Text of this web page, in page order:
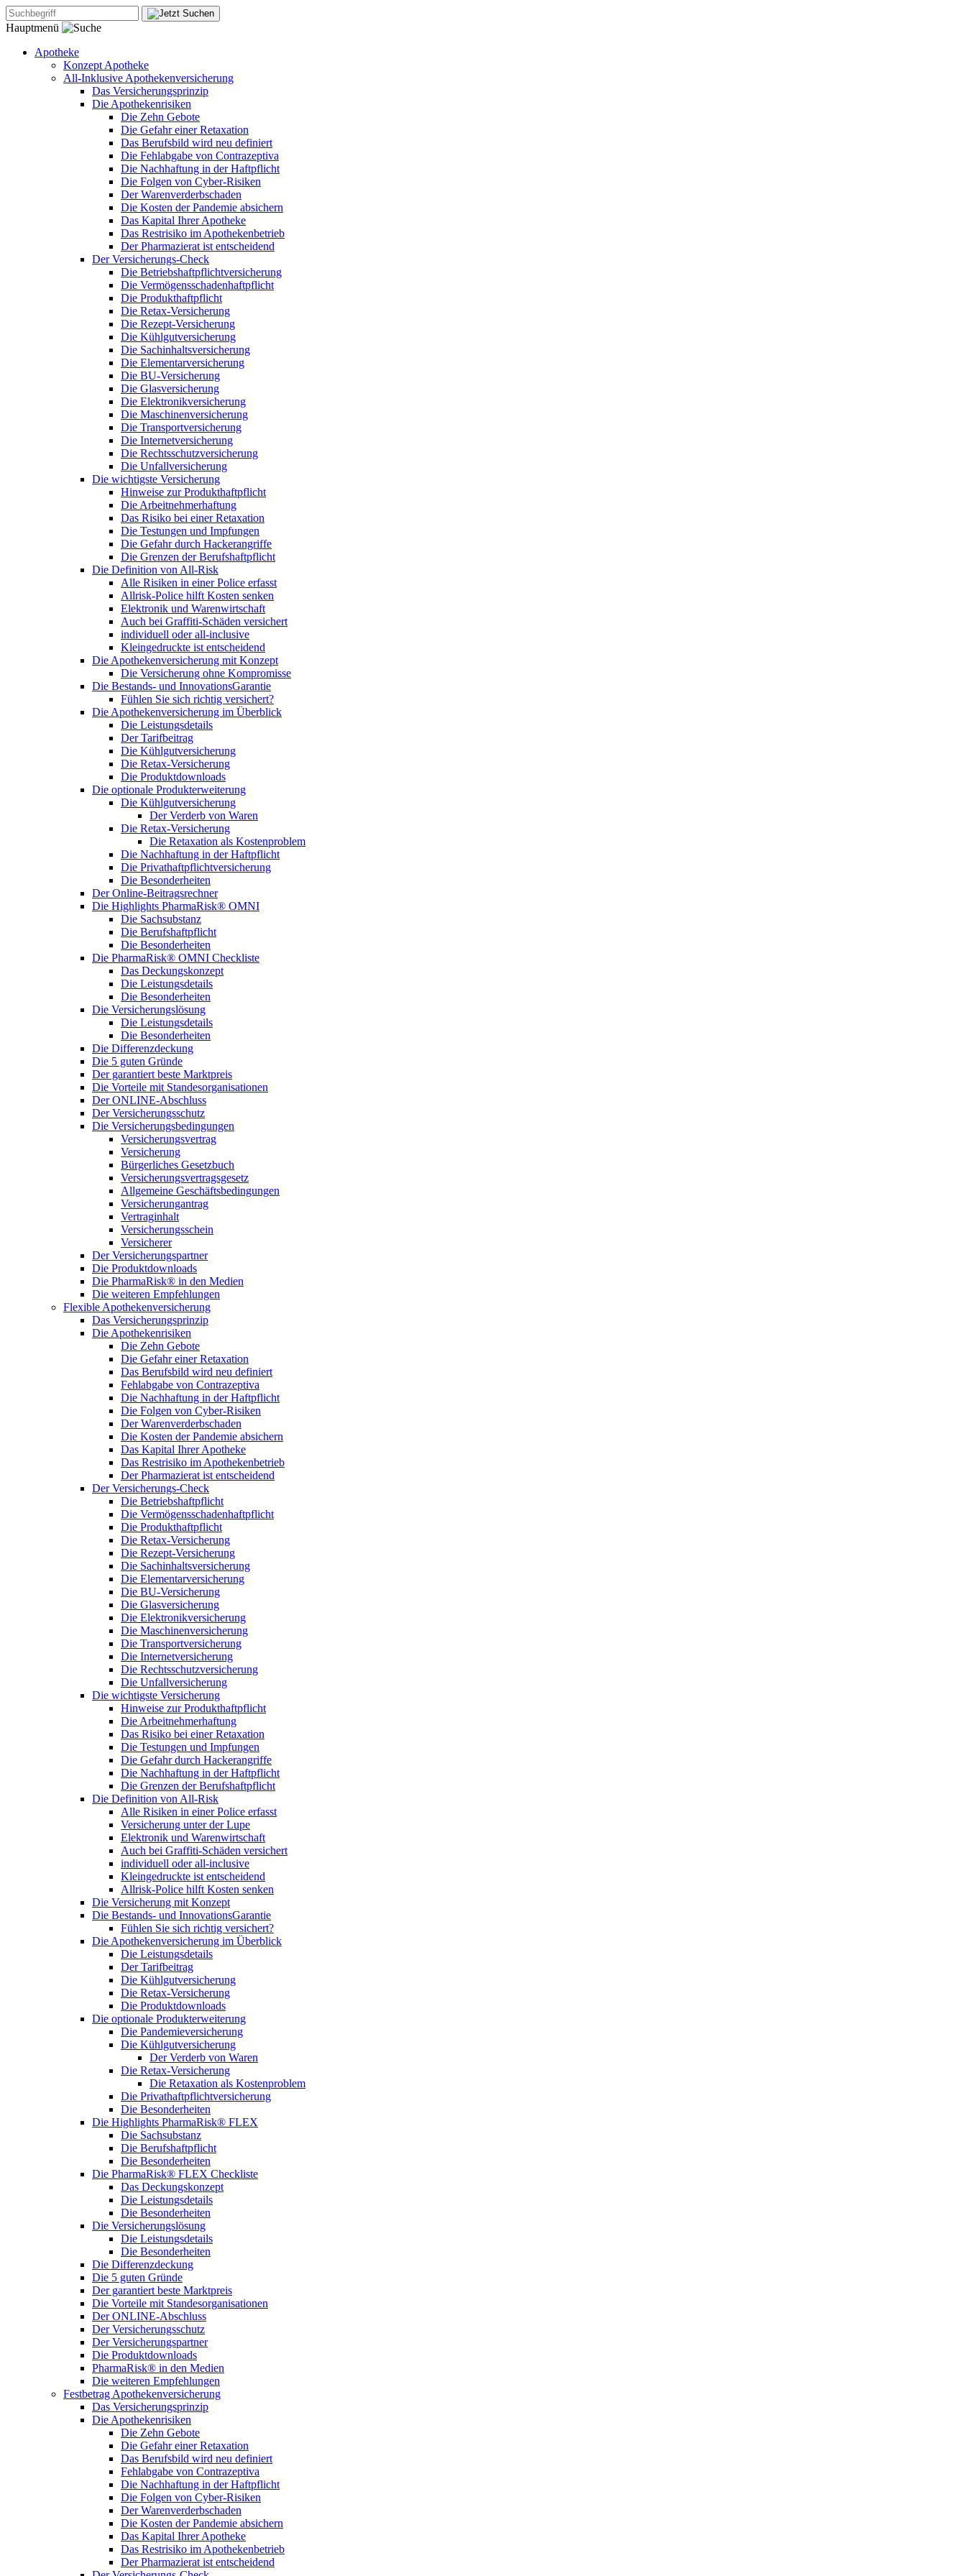
Hauptmenü
Apotheke
Konzept Apotheke
All-Inklusive Apothekenversicherung
Das Versicherungsprinzip
Die Apothekenrisiken
Die Zehn Gebote
Die Gefahr einer Retaxation
Das Berufsbild wird neu definiert
Die Fehlabgabe von Contrazeptiva
Die Nachhaftung in der Haftpflicht
Die Folgen von Cyber-Risiken
Der Warenverderbschaden
Die Kosten der Pandemie absichern
Das Kapital Ihrer Apotheke
Das Restrisiko im Apothekenbetrieb
Der Pharmazierat ist entscheidend
Der Versicherungs-Check
Die Betriebshaftpflichtversicherung
Die Vermögensschadenhaftpflicht
Die Produkthaftpflicht
Die Retax-Versicherung
Die Rezept-Versicherung
Die Kühlgutversicherung
Die Sachinhaltsversicherung
Die Elementarversicherung
Die BU-Versicherung
Die Glasversicherung
Die Elektronikversicherung
Die Maschinenversicherung
Die Transportversicherung
Die Internetversicherung
Die Rechtsschutzversicherung
Die Unfallversicherung
Die wichtigste Versicherung
Hinweise zur Produkthaftpflicht
Die Arbeitnehmerhaftung
Das Risiko bei einer Retaxation
Die Testungen und Impfungen
Die Gefahr durch Hackerangriffe
Die Grenzen der Berufshaftpflicht
Die Definition von All-Risk
Alle Risiken in einer Police erfasst
Allrisk-Police hilft Kosten senken
Elektronik und Warenwirtschaft
Auch bei Graffiti-Schäden versichert
individuell oder all-inclusive
Kleingedruckte ist entscheidend
Die Apothekenversicherung mit Konzept
Die Versicherung ohne Kompromisse
Die Bestands- und InnovationsGarantie
Fühlen Sie sich richtig versichert?
Die Apothekenversicherung im Überblick
Die Leistungsdetails
Der Tarifbeitrag
Die Kühlgutversicherung
Die Retax-Versicherung
Die Produktdownloads
Die optionale Produkterweiterung
Die Kühlgutversicherung
Der Verderb von Waren
Die Retax-Versicherung
Die Retaxation als Kostenproblem
Die Nachhaftung in der Haftpflicht
Die Privathaftpflichtversicherung
Die Besonderheiten
Der Online-Beitragsrechner
Die Highlights PharmaRisk® OMNI
Die Sachsubstanz
Die Berufshaftpflicht
Die Besonderheiten
Die PharmaRisk® OMNI Checkliste
Das Deckungskonzept
Die Leistungsdetails
Die Besonderheiten
Die Versicherungslösung
Die Leistungsdetails
Die Besonderheiten
Die Differenzdeckung
Die 5 guten Gründe
Der garantiert beste Marktpreis
Die Vorteile mit Standesorganisationen
Der ONLINE-Abschluss
Der Versicherungsschutz
Die Versicherungsbedingungen
Versicherungsvertrag
Versicherung
Bürgerliches Gesetzbuch
Versicherungsvertragsgesetz
Allgemeine Geschäftsbedingungen
Versicherungantrag
Vertraginhalt
Versicherungsschein
Versicherer
Der Versicherungspartner
Die Produktdownloads
Die PharmaRisk® in den Medien
Die weiteren Empfehlungen
Flexible Apothekenversicherung
Das Versicherungsprinzip
Die Apothekenrisiken
Die Zehn Gebote
Die Gefahr einer Retaxation
Das Berufsbild wird neu definiert
Fehlabgabe von Contrazeptiva
Die Nachhaftung in der Haftpflicht
Die Folgen von Cyber-Risiken
Der Warenverderbschaden
Die Kosten der Pandemie absichern
Das Kapital Ihrer Apotheke
Das Restrisiko im Apothekenbetrieb
Der Pharmazierat ist entscheidend
Der Versicherungs-Check
Die Betriebshaftpflicht
Die Vermögensschadenhaftpflicht
Die Produkthaftpflicht
Die Retax-Versicherung
Die Rezept-Versicherung
Die Sachinhaltsversicherung
Die Elementarversicherung
Die BU-Versicherung
Die Glasversicherung
Die Elektronikversicherung
Die Maschinenversicherung
Die Transportversicherung
Die Internetversicherung
Die Rechtsschutzversicherung
Die Unfallversicherung
Die wichtigste Versicherung
Hinweise zur Produkthaftpflicht
Die Arbeitnehmerhaftung
Das Risiko bei einer Retaxation
Die Testungen und Impfungen
Die Gefahr durch Hackerangriffe
Die Nachhaftung in der Haftpflicht
Die Grenzen der Berufshaftpflicht
Die Definition von All-Risk
Alle Risiken in einer Police erfasst
Versicherung unter der Lupe
Elektronik und Warenwirtschaft
Auch bei Graffiti-Schäden versichert
individuell oder all-inclusive
Kleingedruckte ist entscheidend
Allrisk-Police hilft Kosten senken
Die Versicherung mit Konzept
Die Bestands- und InnovationsGarantie
Fühlen Sie sich richtig versichert?
Die Apothekenversicherung im Überblick
Die Leistungsdetails
Der Tarifbeitrag
Die Kühlgutversicherung
Die Retax-Versicherung
Die Produktdownloads
Die optionale Produkterweiterung
Die Pandemieversicherung
Die Kühlgutversicherung
Der Verderb von Waren
Die Retax-Versicherung
Die Retaxation als Kostenproblem
Die Privathaftpflichtversicherung
Die Besonderheiten
Die Highlights PharmaRisk® FLEX
Die Sachsubstanz
Die Berufshaftpflicht
Die Besonderheiten
Die PharmaRisk® FLEX Checkliste
Das Deckungskonzept
Die Leistungsdetails
Die Besonderheiten
Die Versicherungslösung
Die Leistungsdetails
Die Besonderheiten
Die Differenzdeckung
Die 5 guten Gründe
Der garantiert beste Marktpreis
Die Vorteile mit Standesorganisationen
Der ONLINE-Abschluss
Der Versicherungsschutz
Der Versicherungspartner
Die Produktdownloads
PharmaRisk® in den Medien
Die weiteren Empfehlungen
Festbetrag Apothekenversicherung
Das Versicherungsprinzip
Die Apothekenrisiken
Die Zehn Gebote
Die Gefahr einer Retaxation
Das Berufsbild wird neu definiert
Fehlabgabe von Contrazeptiva
Die Nachhaftung in der Haftpflicht
Die Folgen von Cyber-Risiken
Der Warenverderbschaden
Die Kosten der Pandemie absichern
Das Kapital Ihrer Apotheke
Das Restrisiko im Apothekenbetrieb
Der Pharmazierat ist entscheidend